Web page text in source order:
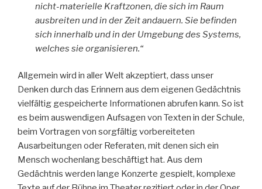
nicht-materielle Kraftzonen, die sich im Raum
ausbreiten und in der Zeit andauern. Sie befinden
sich innerhalb und in der Umgebung des Systems,
welches sie organisieren.“
Allgemein wird in aller Welt akzeptiert, dass unser
Denken durch das Erinnern aus dem eigenen Gedächtnis
vielfältig gespeicherte Informationen abrufen kann. So ist
es beim auswendigen Aufsagen von Texten in der Schule,
beim Vortragen von sorgfältig vorbereiteten
Ausarbeitungen oder Referaten, mit denen sich ein
Mensch wochenlang beschäftigt hat. Aus dem
Gedächtnis werden lange Konzerte gespielt, komplexe